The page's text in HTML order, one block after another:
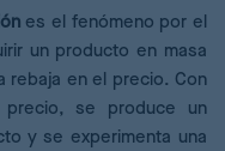
es el fenómeno por el
un producto en masa
rebaja en el precio. Con
se produce un
y se experimenta una